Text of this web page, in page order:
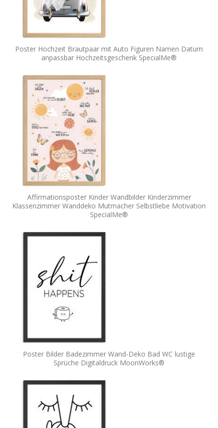
Poster Hochzeit Brautpaar mit Auto Figuren Namen Datum
anpassbar Hochzeitsgeschenk SpecialMe®
Affirmationsposter Kinder Wandbilder Kinderzimmer
Klassenzimmer Wanddeko Mutmacher Selbstliebe Motivation
SpecialMe®
Poster Bilder Badezimmer Wand-Deko Bad WC lustige
Sprüche Digitaldruck MoonWorks®